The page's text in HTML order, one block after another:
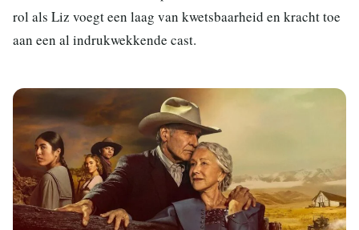
rol als Liz voegt een laag van kwetsbaarheid en kracht toe
aan een al indrukwekkende cast.